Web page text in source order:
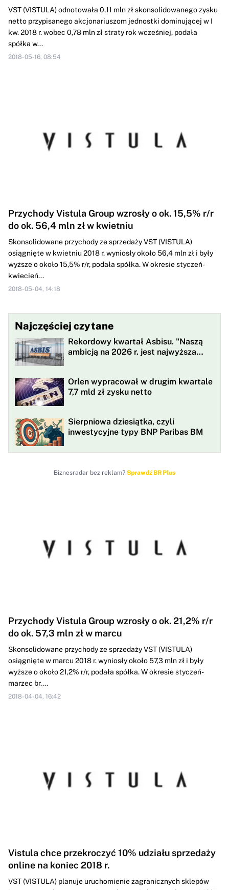
VST (VISTULA) odnotowała 0,11 mln zł skonsolidowanego zysku
netto przypisanego akcjonariuszom jednostki dominującej w I
kw. 2018 r. wobec 0,78 mln zł straty rok wcześniej, podała
spółka w...
2018-05-16, 08:54
Przychody Vistula Group wzrosły o ok. 15,5% r/r
do ok. 56,4 mln zł w kwietniu
Skonsolidowane przychody ze sprzedaży VST (VISTULA)
osiągnięte w kwietniu 2018 r. wyniosły około 56,4 mln zł i były
wyższe o około 15,5% r/r, podała spółka. W okresie styczeń-
kwiecień...
2018-05-04, 14:18
Najczęściej czytane
Rekordowy kwartał Asbisu. "Naszą
ambicją na 2026 r. jest najwyższa
Orlen wypracował w drugim kwartale
7,7 mld zł zysku netto
Sierpniowa dziesiątka, czyli
inwestycyjne typy BNP Paribas BM
Biznesradar bez reklam? Sprawdź BR Plus
Przychody Vistula Group wzrosły o ok. 21,2% r/r
do ok. 57,3 mln zł w marcu
Skonsolidowane przychody ze sprzedaży VST (VISTULA)
osiągnięte w marcu 2018 r. wyniosły około 57,3 mln zł i były
wyższe o około 21,2% r/r, podała spółka. W okresie styczeń-
marzec br....
2018-04-04, 16:42
Vistula chce przekroczyć 10% udziału sprzedaży
online na koniec 2018 r.
VST (VISTULA) planuje uruchomienie zagranicznych sklepów